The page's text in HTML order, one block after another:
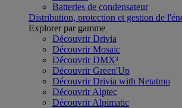
Batteries de condensateur
Distribution, protection et gestion de
Explorer par gamme
Découvrir Drivia
Découvrir Mosaic
Découvrir DMX³
Découvrir Green'Up
Découvrir Drivia with Netatmo
Découvrir Alptec
Découvrir Alpimatic